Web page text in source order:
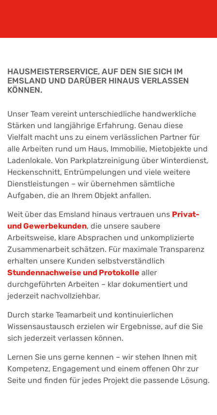
HAUSMEISTERSERVICE, AUF DEN SIE SICH IM
EMSLAND UND DARÜBER HINAUS VERLASSEN
KÖNNEN.
Unser Team vereint unterschiedliche handwerkliche
Stärken und langjährige Erfahrung. Genau diese
Vielfalt macht uns zu einem verlässlichen Partner für
alle Arbeiten rund um Haus, Immobilie, Mietobjekte und
Ladenlokale. Von Parkplatzreinigung über Winterdienst,
Heckenschnitt, Entrümpelungen und viele weitere
Dienstleistungen – wir übernehmen sämtliche
Aufgaben, die an Ihrem Objekt anfallen.
Weit über das Emsland hinaus vertrauen uns Privat-
und Gewerbekunden, die unsere saubere
Arbeitsweise, klare Absprachen und unkomplizierte
Zusammenarbeit schätzen. Für maximale Transparenz
erhalten unsere Kunden selbstverständlich
Stundennachweise und Protokolle aller
durchgeführten Arbeiten – klar dokumentiert und
jederzeit nachvollziehbar.
Durch starke Teamarbeit und kontinuierlichen
Wissensaustausch erzielen wir Ergebnisse, auf die Sie
sich jederzeit verlassen können.
Lernen Sie uns gerne kennen – wir stehen Ihnen mit
Kompetenz, Engagement und einem offenen Ohr zur
Seite und finden für jedes Projekt die passende Lösung.